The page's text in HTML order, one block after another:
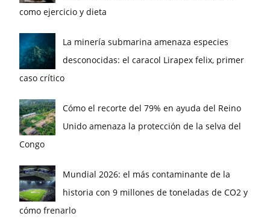
como ejercicio y dieta
La minería submarina amenaza especies
desconocidas: el caracol Lirapex felix, primer
caso crítico
Cómo el recorte del 79% en ayuda del Reino
Unido amenaza la protección de la selva del
Congo
Mundial 2026: el más contaminante de la
historia con 9 millones de toneladas de CO2 y
cómo frenarlo